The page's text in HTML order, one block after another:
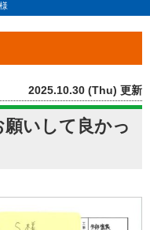
2025.10.30 (Thu) 更新
いして良かっ